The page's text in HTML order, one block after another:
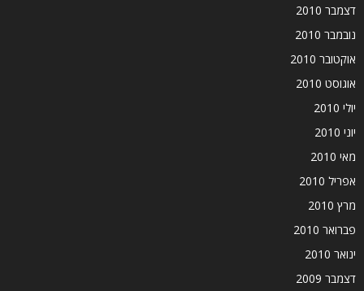
דצמבר 2010
נובמבר 2010
אוקטובר 2010
אוגוסט 2010
יולי 2010
יוני 2010
מאי 2010
אפריל 2010
מרץ 2010
פברואר 2010
ינואר 2010
דצמבר 2009